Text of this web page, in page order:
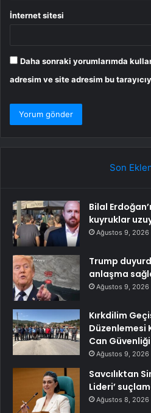
İnternet sitesi
Daha sonraki yorumlarımda
adresim ve site adresim bu
Son
Bilal
kuyruklar
Ağustos 9, 2026
Trump
anlaşma
Ağustos 9, 2026
Kırkdilim
Düzenlemesi
Can
Ağustos 9, 2026
Savcılıktan
Lideri’
Ağustos 8, 2026